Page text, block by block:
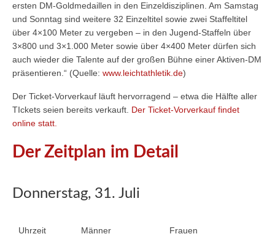
ersten DM-Goldmedaillen in den Einzeldisziplinen. Am Samstag
und Sonntag sind weitere 32 Einzeltitel sowie zwei Staffeltitel
über 4×100 Meter zu vergeben – in den Jugend-Staffeln über
3×800 und 3×1.000 Meter sowie über 4×400 Meter dürfen sich
auch wieder die Talente auf der großen Bühne einer Aktiven-DM
präsentieren.“ (Quelle: www.leichtathletik.de)
Der Ticket-Vorverkauf läuft hervorragend – etwa die Hälfte aller
TIckets seien bereits verkauft. Der Ticket-Vorverkauf findet
online statt.
Der Zeitplan im Detail
Donnerstag, 31. Juli
Uhrzeit Männer Frauen